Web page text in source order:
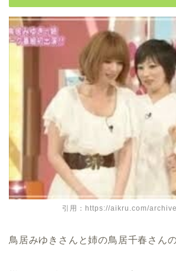
引用：https://aikru.com/
鳥居みゆきさんと姉の鳥居千春さん